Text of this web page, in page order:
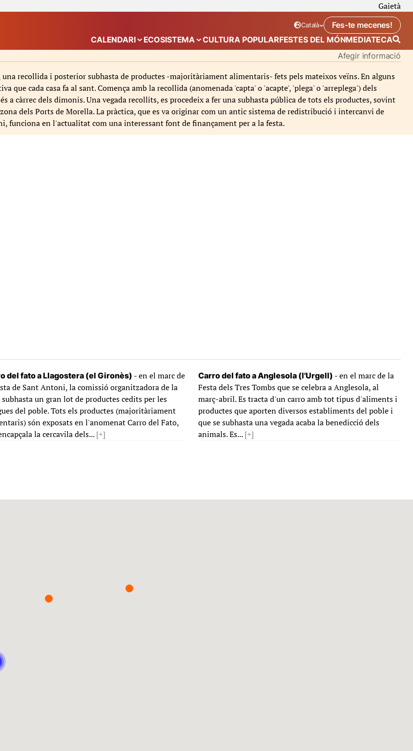
Gaietà
Idioma seleccionat:
Català
. Canviar idiomaFes-te mecenes!
CALENDARI Mostra el submenú de “Calendari”
ECOSISTEMA Mostra el submenú de “Ecosistema”
CULTURA POPULARFESTES DEL MÓNMEDIATECA
Afegir informació
recollida i posterior subhasta de productes -majoritàriament alimentaris- fets pels mateixos veïns. En alguns
que cada casa fa al sant. Comença amb la recollida (anomenada 'capta' o 'acapte', 'plega' o 'arreplega') dels
a càrrec dels dimonis. Una vegada recollits, es procedeix a fer una subhasta pública de tots els productes, sovint
dels Ports de Morella. La pràctica, que es va originar com un antic sistema de redistribució i intercanvi de
funciona en l'actualitat com una interessant font de finançament per a la festa.
del fato a Llagostera (el Gironès) - en el marc de
de Sant Antoni, la comissió organitzadora de la
subhasta un gran lot de productes cedits per les
del poble. Tots els productes (majoritàriament
són exposats en l'anomenat Carro del Fato,
la cercavila dels...[+]
Carro del fato a Anglesola (l'Urgell) - en el marc de la
Festa dels Tres Tombs que se celebra a Anglesola, al
març-abril. Es tracta d'un carro amb tot tipus d'aliments i
productes que aporten diversos establiments del poble i
que se subhasta una vegada acaba la benedicció dels
animals. Es...[+]